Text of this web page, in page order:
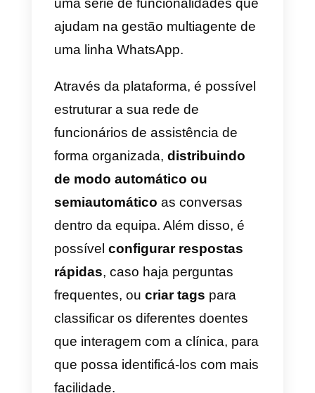
Utilizar o WhatsApp em
mais dispositivos na
Agora que esclarecemos quais
podem ser as vantagens de usar
o WhatsApp numa clínica
devemos especificarquais são
os limites